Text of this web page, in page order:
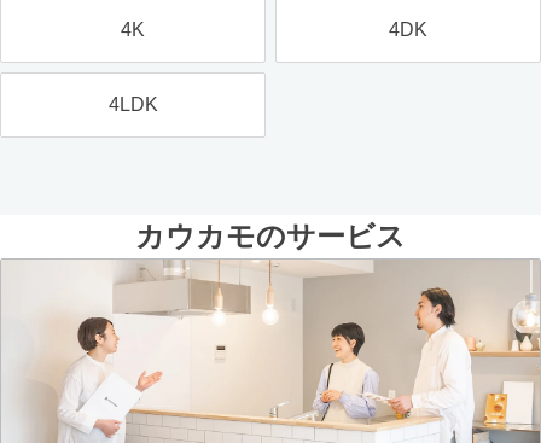
4K 4DK
4LDK
カウカモのサービス